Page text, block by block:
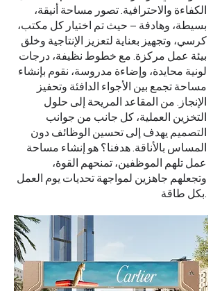
الكفاءة والاحترافية. تصور مساحة أنيقة،
بسيطة، وهادفة – حيث تم اختيار كل مكتب،
كرسي، وتجهيز بعناية لتعزيز الإنتاجية وخلق
بيئة عمل مركزة. مع خطوط نظيفة، درجات
لونية محايدة، وإضاءة مدروسة، نقوم بإنشاء
مساحة تجمع بين الأجواء الدافئة وتحفيز
الإنجاز. من المقاعد المريحة إلى حلول
التخزين العملية، كل جانب من جوانب
التصميم يهدف إلى تحسين الوظائف دون
المساس بالأناقة. هدفنا؟ هو إنشاء مساحة
عمل تلهم الموظفين، تمنحهم القوة،
وتجعلهم جاهزين لمواجهة تحديات يوم العمل